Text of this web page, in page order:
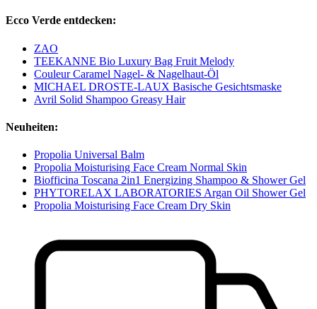
Ecco Verde entdecken:
ZAO
TEEKANNE Bio Luxury Bag Fruit Melody
Couleur Caramel Nagel- & Nagelhaut-Öl
MICHAEL DROSTE-LAUX Basische Gesichtsmaske
Avril Solid Shampoo Greasy Hair
Neuheiten:
Propolia Universal Balm
Propolia Moisturising Face Cream Normal Skin
Biofficina Toscana 2in1 Energizing Shampoo & Shower Gel
PHYTORELAX LABORATORIES Argan Oil Shower Gel
Propolia Moisturising Face Cream Dry Skin